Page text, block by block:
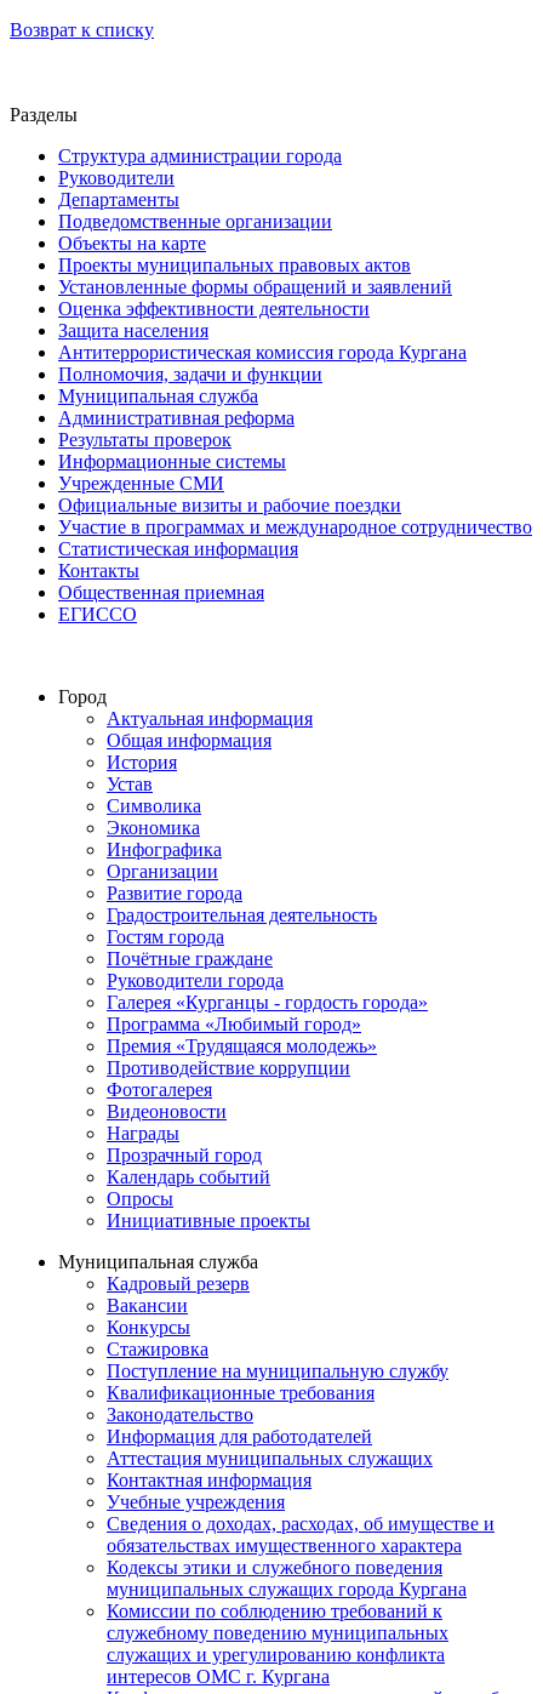
Возврат к списку
Разделы
Структура администрации города
Руководители
Департаменты
Подведомственные организации
Объекты на карте
Проекты муниципальных правовых актов
Установленные формы обращений и заявлений
Оценка эффективности деятельности
Защита населения
Антитеррористическая комиссия города Кургана
Полномочия, задачи и функции
Муниципальная служба
Административная реформа
Результаты проверок
Информационные системы
Учрежденные СМИ
Официальные визиты и рабочие поездки
Участие в программах и международное сотрудничество
Статистическая информация
Контакты
Общественная приемная
ЕГИССО
Город
Актуальная информация
Общая информация
История
Устав
Символика
Экономика
Инфографика
Организации
Развитие города
Градостроительная деятельность
Гостям города
Почётные граждане
Руководители города
Галерея «Курганцы - гордость города»
Программа «Любимый город»
Премия «Трудящаяся молодежь»
Противодействие коррупции
Фотогалерея
Видеоновости
Награды
Прозрачный город
Календарь событий
Опросы
Инициативные проекты
Муниципальная служба
Кадровый резерв
Вакансии
Конкурсы
Стажировка
Поступление на муниципальную службу
Квалификационные требования
Законодательство
Информация для работодателей
Аттестация муниципальных служащих
Контактная информация
Учебные учреждения
Сведения о доходах, расходах, об имуществе и
обязательствах имущественного характера
Кодексы этики и служебного поведения
муниципальных служащих города Кургана
Комиссии по соблюдению требований к
служебному поведению муниципальных
служащих и урегулированию конфликта
интересов ОМС г. Кургана